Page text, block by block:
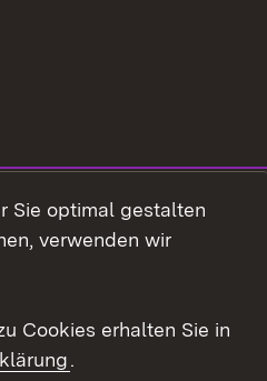
Datenschutz
Sie optimal gestalten
verwenden wir
Cookies erhalten Sie in
.